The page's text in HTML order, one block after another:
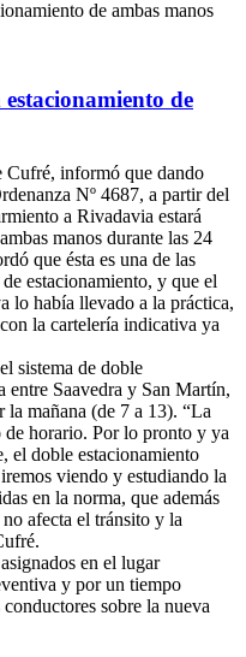
de
Cufré, informó que dando
Nº 4687, a partir del
a Rivadavia estará
manos durante las 24
que ésta es una de las
estacionamiento, y que el
lo había llevado a la práctica,
la cartelería indicativa ya
sistema de doble
entre Saavedra y San Martín,
la mañana (de 7 a 13). “La
de horario. Por lo pronto y ya
el doble estacionamiento
viendo y estudiando la
en la norma, que además
afecta el tránsito y la
en el lugar
y por un tiempo
sobre la nueva